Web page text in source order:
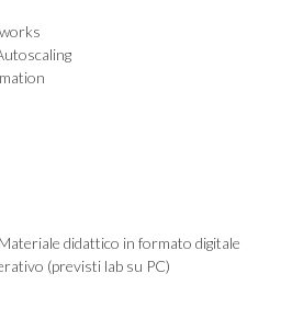
Materiale didattico in formato digitale
(previsti lab su PC)